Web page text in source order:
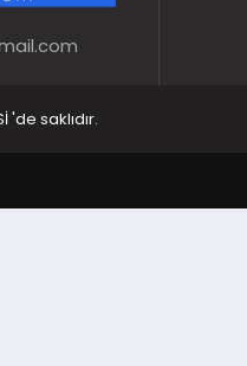
'de saklıdır.